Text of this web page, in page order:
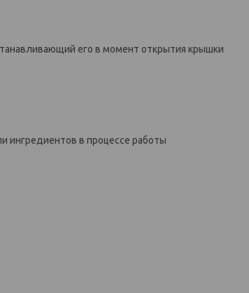
его в момент открытия крышки
ингредиентов в процессе работы